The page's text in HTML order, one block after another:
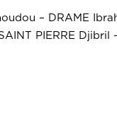
– DRAME
PIERRE Djibril